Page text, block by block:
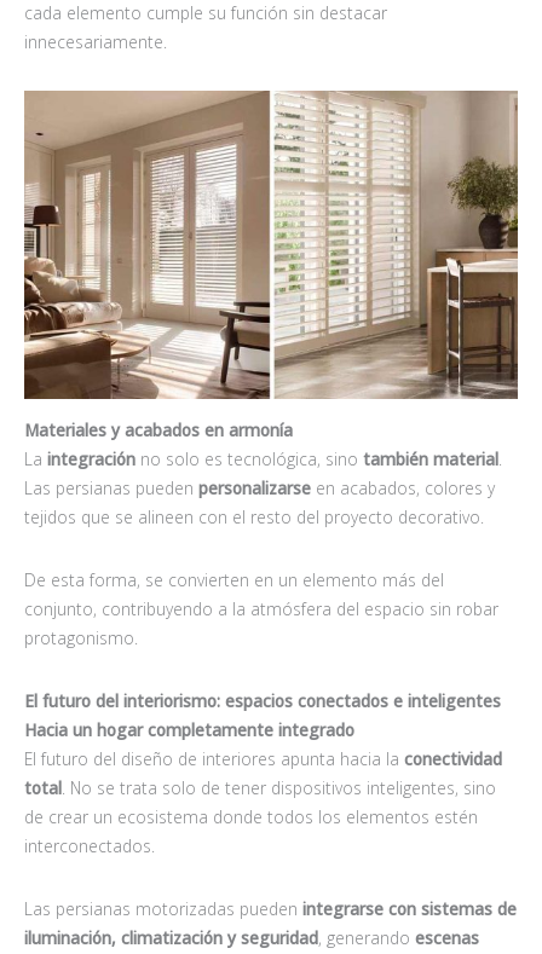
cada elemento cumple su función sin destacar
innecesariamente.
Materiales y acabados en armonía
La integración no solo es tecnológica, sino también material.
Las persianas pueden personalizarse en acabados, colores y
tejidos que se alineen con el resto del proyecto decorativo.
De esta forma, se convierten en un elemento más del
conjunto, contribuyendo a la atmósfera del espacio sin robar
protagonismo.
El futuro del interiorismo: espacios conectados e inteligentes
Hacia un hogar completamente integrado
El futuro del diseño de interiores apunta hacia la conectividad
total. No se trata solo de tener dispositivos inteligentes, sino
de crear un ecosistema donde todos los elementos estén
interconectados.
Las persianas motorizadas pueden integrarse con sistemas de
iluminación, climatización y seguridad, generando escenas